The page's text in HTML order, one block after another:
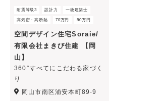
耐震等級3 設計力 一級建築士
高気密・高断熱 70万円 80万円
空間デザイン住宅Soraie/
有限会社まきび住建 【岡
山】
360°すべてにこだわる家づく
り
岡山市南区浦安本町89-9